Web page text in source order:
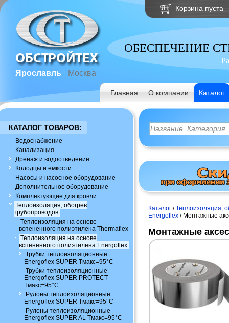
Ярославль Москва
Корзина пуста
ОБЕСПЕЧЕНИЕ
Главная О компании Каталог
КАТАЛОГ ТОВАРОВ:
Водоснабжение
Канализация
Дренаж и водоотведение
Колодцы и емкости
Насосы и насосное оборудование
Дополнительное оборудование
Комплектующие для кровли
Теплоизоляция, обогрев
трубопроводов
Теплоизоляция на основе
вспененного полиэтилена Thermaflex
Теплоизоляция на основе
вспененного полиэтилена Energoflex
Трубки теплоизоляционные
Energoflex SUPER Tмакс=95°C
Трубки теплоизоляционные
Energoflex SUPER PROTECT
Tмакс=95°C
Рулоны теплоизоляционные
Energoflex SUPER Tмакс=95°C
Рулоны теплоизоляционные
Energoflex SUPER AL Tмакс=95°C
Каталог /Теплоизоляция,
Energoflex / Монтажные
Монтажные